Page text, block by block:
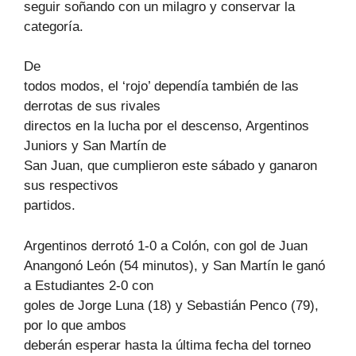
seguir soñando con un milagro y conservar la
categoría.
De
todos modos, el ‘rojo’ dependía también de las
derrotas de sus rivales
directos en la lucha por el descenso, Argentinos
Juniors y San Martín de
San Juan, que cumplieron este sábado y ganaron
sus respectivos
partidos.
Argentinos derrotó 1-0 a Colón, con gol de Juan
Anangonó León (54 minutos), y San Martín le ganó
a Estudiantes 2-0 con
goles de Jorge Luna (18) y Sebastián Penco (79),
por lo que ambos
deberán esperar hasta la última fecha del torneo